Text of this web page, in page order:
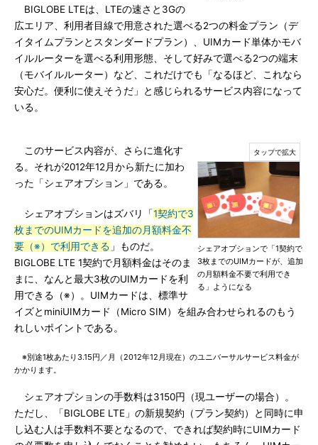
BIGLOBE LTEは、LTEの速さと3Gの
広エリア、利用者目線で用意された選べる2つの料金プラン（デ
イタイムプランとスタンダードプラン）、UIMカード単体かモバ
イルルーターを選べる利用形態、そして好みで選べる2つの端末
（モバイルルーター）など、これだけでも「なるほど、これなら
安心だ。便利に使えそうだ」と感じられるサービス内容になって
いる。
シェアオプションで「1契約で
3枚までのUIMカードが、追加
の月額料金不要で利用でき
る」ようになる
このサービス内容が、さらに進化す
る。それが2012年12月から新たに加わ
った「シェアオプション」である。
シェアオプションはズバリ「1契約で3
枚までのUIMカードを追加の月額料金不
要（※）で利用できる 」ものだ。
BIGLOBE LTE 1契約で月額料金はそのま
まに、なんと最大3枚のUIMカードを利
用できる（※）。UIMカードは、標準サ
イズとminiUIMカード（Micro SIM）を組み合わせられるのもう
れしいポイントである。
※別途1枚あたり3.15円／月（2012年12月現在）のユニバーサルサービス料金が
かかります。
シェアオプションの手数料は3150円（現ユーザーの場合）。
ただし、「BIGLOBE LTE」の新規契約（プラン契約）と同時に申
し込む人は手数料不要となるので、できれば契約時にUIMカード